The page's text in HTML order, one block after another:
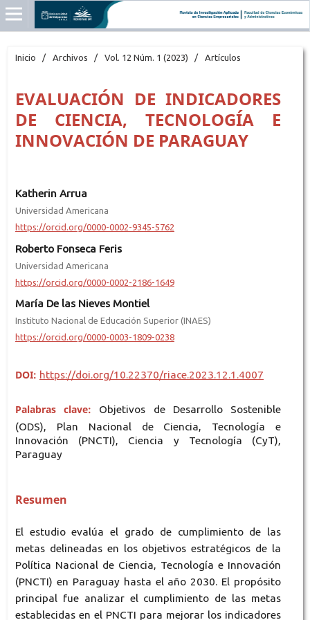
Inicio / Archivos / Vol. 12 Núm. 1 (2023) / Artículos
EVALUACIÓN DE INDICADORES
DE CIENCIA, TECNOLOGÍA E
INNOVACIÓN DE PARAGUAY
Katherin Arrua
Universidad Americana
https://orcid.org/0000-0002-9345-5762
Roberto Fonseca Feris
Universidad Americana
https://orcid.org/0000-0002-2186-1649
María De las Nieves Montiel
Instituto Nacional de Educación Superior (INAES)
https://orcid.org/0000-0003-1809-0238
DOI: https://doi.org/10.22370/riace.2023.12.1.4007
Palabras clave: Objetivos de Desarrollo Sostenible
(ODS), Plan Nacional de Ciencia, Tecnología e
Innovación (PNCTI), Ciencia y Tecnología (CyT),
Paraguay
Resumen
El estudio evalúa el grado de cumplimiento de las
metas delineadas en los objetivos estratégicos de la
Política Nacional de Ciencia, Tecnología e Innovación
(PNCTI) en Paraguay hasta el año 2030. El propósito
principal fue analizar el cumplimiento de las metas
establecidas en el PNCTI para mejorar los indicadores